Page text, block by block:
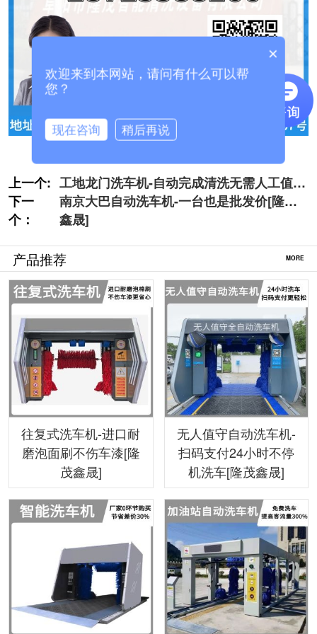
上一个: 工地龙门洗车机-自动完成清洗无需人工值守
[隆茂鑫晟]
下一
个：
南京大巴自动洗车机-一台也是批发价[隆茂
鑫晟]
产品推荐 MORE
往复式洗车机-进口耐
磨泡面刷不伤车漆[隆
茂鑫晟]
无人值守自动洗车机-
扫码支付24小时不停
机洗车[隆茂鑫晟]
×
欢迎来到本网站，请问有什么可以帮
您？
现在咨询 稍后再说